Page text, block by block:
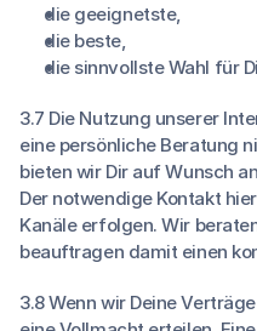
die geeignetste,
die beste,
die sinnvollste Wahl für
3.7 Die Nutzung unserer
eine persönliche Beratung
bieten wir Dir auf Wunsch
Der notwendige Kontakt
Kanäle erfolgen. Wir
beauftragen damit einen
3.8 Wenn wir Deine